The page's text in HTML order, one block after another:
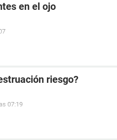
en el ojo
riesgo?
07:19